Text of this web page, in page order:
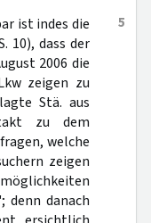
5
ist indes die
10), dass der
2006 die
zeigen zu
Stä. aus
zu dem
welche
zeigen
denn danach